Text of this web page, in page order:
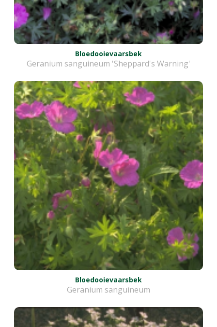
Bloedooievaarsbek
Geranium sanguineum 'Sheppard's Warning'
Bloedooievaarsbek
Geranium sanguineum